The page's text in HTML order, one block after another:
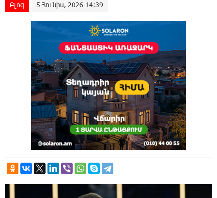
Բլոգ 5 Հունիս, 2026 14:39